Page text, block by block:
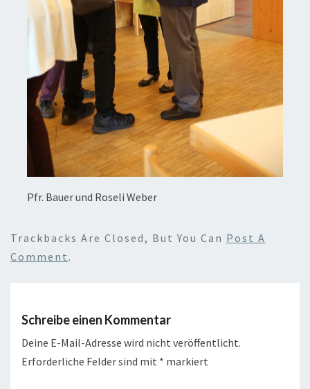
Pfr. Bauer und Roseli Weber
Trackbacks Are Closed, But You Can Post A
Comment .
Schreibe einen Kommentar
Deine E-Mail-Adresse wird nicht veröffentlicht.
Erforderliche Felder sind mit * markiert